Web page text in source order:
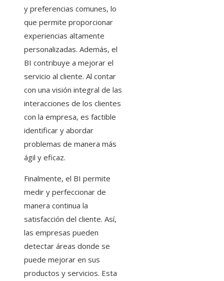
y preferencias comunes, lo
que permite proporcionar
experiencias altamente
personalizadas. Además, el
BI contribuye a mejorar el
servicio al cliente. Al contar
con una visión integral de las
interacciones de los clientes
con la empresa, es factible
identificar y abordar
problemas de manera más
ágil y eficaz.
Finalmente, el BI permite
medir y perfeccionar de
manera continua la
satisfacción del cliente. Así,
las empresas pueden
detectar áreas donde se
puede mejorar en sus
productos y servicios. Esta